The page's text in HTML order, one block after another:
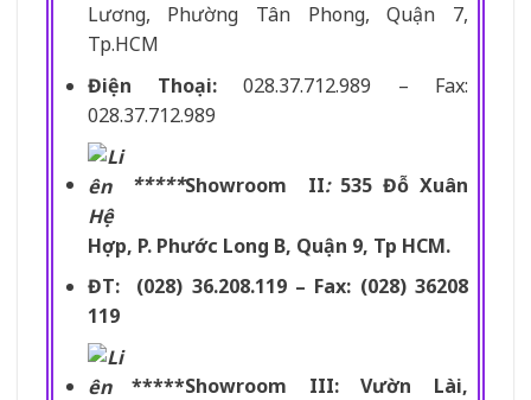
Lương, Phường Tân Phong, Quận 7,
Tp.HCM
Điện Thoại: 028.37.712.989 – Fax:
028.37.712.989
*****Showroom II:535 Đỗ Xuân
Hợp, P. Phước Long B, Quận 9, Tp HCM.
ĐT: (028) 36.208.119 – Fax: (028) 36208
119
*****Showroom III: Vườn Lài,